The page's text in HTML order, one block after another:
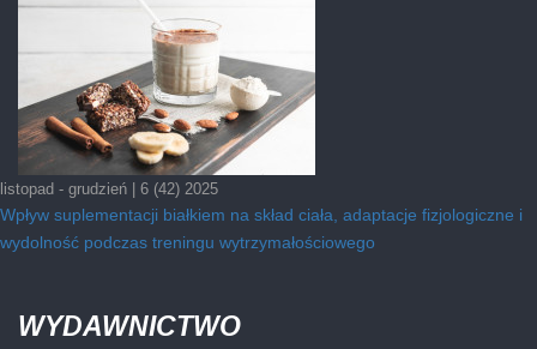
listopad - grudzień | 6 (42) 2025
Wpływ suplementacji białkiem na skład ciała, adaptacje fizjologiczne i
wydolność podczas treningu wytrzymałościowego
WYDAWNICTWO